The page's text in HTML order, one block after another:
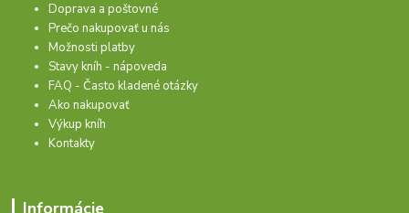
Doprava a poštovné
Prečo nakupovať u nás
Možnosti platby
Stavy kníh - nápoveda
FAQ - Často kladené otázky
Ako nakupovať
Výkup kníh
Kontakty
Informácie